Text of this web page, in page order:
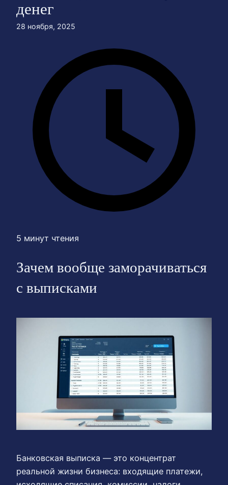
денег
28 ноября, 2025
5 минут чтения
Зачем вообще заморачиваться
с выписками
Банковская выписка — это концентрат
реальной жизни бизнеса: входящие платежи,